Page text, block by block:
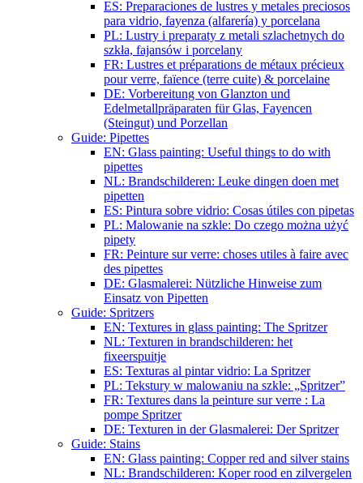
ES: Preparaciones de lustres y metales preciosos
para vidrio, fayenza (alfarería) y porcelana
PL: Lustry i preparaty z metali szlachetnych do
szkła, fajansów i porcelany
FR: Lustres et préparations de métaux précieux
pour verre, faïence (terre cuite) & porcelaine
DE: Vorbereitung von Glanzton und
Edelmetallpräparaten für Glas, Fayencen
(Steingut) und Porzellan
Guide: Pipettes
EN: Glass painting: Useful things to do with
pipettes
NL: Brandschilderen: Leuke dingen doen met
pipetten
ES: Pintura sobre vidrio: Cosas útiles con pipetas
PL: Malowanie na szkle: Do czego można użyć
pipety
FR: Peinture sur verre: choses utiles à faire avec
des pipettes
DE: Glasmalerei: Nützliche Hinweise zum
Einsatz von Pipetten
Guide: Spritzers
EN: Textures in glass painting: The Spritzer
NL: Texturen in brandschilderen: het
fixeerspuitje
ES: Texturas al pintar vidrio: La Spritzer
PL: Tekstury w malowaniu na szkle: „Spritzer”
FR: Textures dans la peinture sur verre : La
pompe Spritzer
DE: Texturen in der Glasmalerei: Der Spritzer
Guide: Stains
EN: Glass painting: Copper red and silver stains
NL: Brandschilderen: Koper rood en zilvergelen